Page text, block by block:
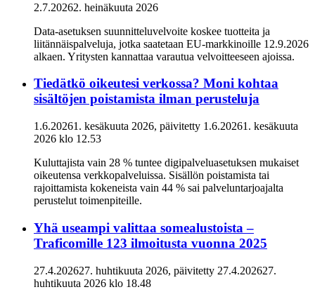
2.7.20262. heinäkuuta 2026
Data-asetuksen suunnitteluvelvoite koskee tuotteita ja
liitännäispalveluja, jotka saatetaan EU-markkinoille 12.9.2026
alkaen. Yritysten kannattaa varautua velvoitteeseen ajoissa.
Tiedätkö oikeutesi verkossa? Moni kohtaa
sisältöjen poistamista ilman perusteluja
1.6.20261. kesäkuuta 2026, päivitetty 1.6.20261. kesäkuuta
2026 klo 12.53
Kuluttajista vain 28 % tuntee digipalveluasetuksen mukaiset
oikeutensa verkkopalveluissa. Sisällön poistamista tai
rajoittamista kokeneista vain 44 % sai palveluntarjoajalta
perustelut toimenpiteille.
Yhä useampi valittaa somealustoista –
Traficomille 123 ilmoitusta vuonna 2025
27.4.202627. huhtikuuta 2026, päivitetty 27.4.202627.
huhtikuuta 2026 klo 18.48